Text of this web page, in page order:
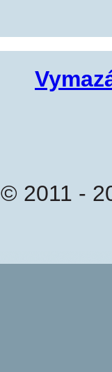
© 2011 -